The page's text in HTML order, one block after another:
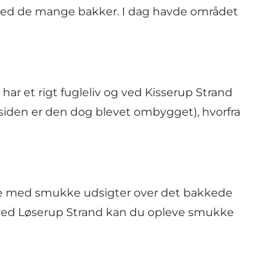
de mange bakker. I dag havde området
et rigt fugleliv og ved Kisserup Strand
er den dog blevet ombygget), hvorfra
med smukke udsigter over det bakkede
Løserup Strand kan du opleve smukke